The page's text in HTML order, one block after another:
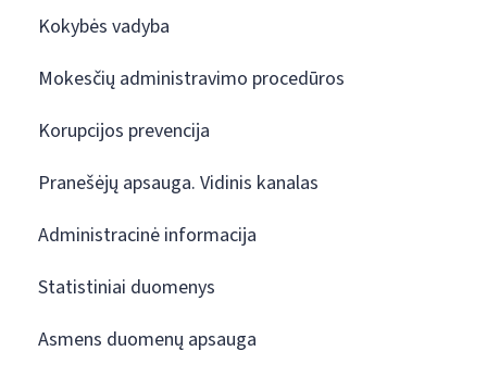
Kokybės vadyba
Mokesčių administravimo procedūros
Korupcijos prevencija
Pranešėjų apsauga. Vidinis kanalas
Administracinė informacija
Statistiniai duomenys
Asmens duomenų apsauga